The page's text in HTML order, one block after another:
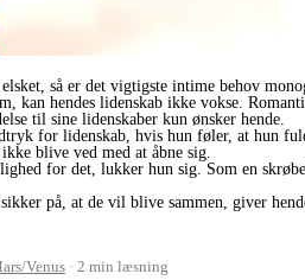
så er det vigtigste intime behov
kan hendes lidenskab ikke vokse.
til sine lidenskaber kun ønsker hende.
for lidenskab, hvis hun føler, at hun
blive ved med at åbne sig.
for det, lukker hun sig. Som en
på, at de vil blive sammen, giver
Venus 2 min læsning